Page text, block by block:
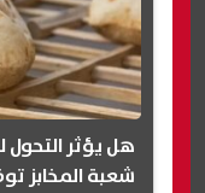
هل يؤثر التحول
شعبة المخابز